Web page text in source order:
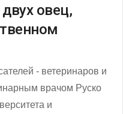
овец,
- ветеринаров и
врачом Руско
и